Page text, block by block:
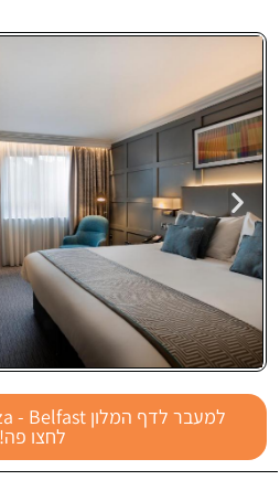
Crowne Plaza
- Belfast לחצו פה!